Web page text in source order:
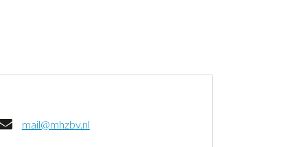
mail@mhzbv.nl